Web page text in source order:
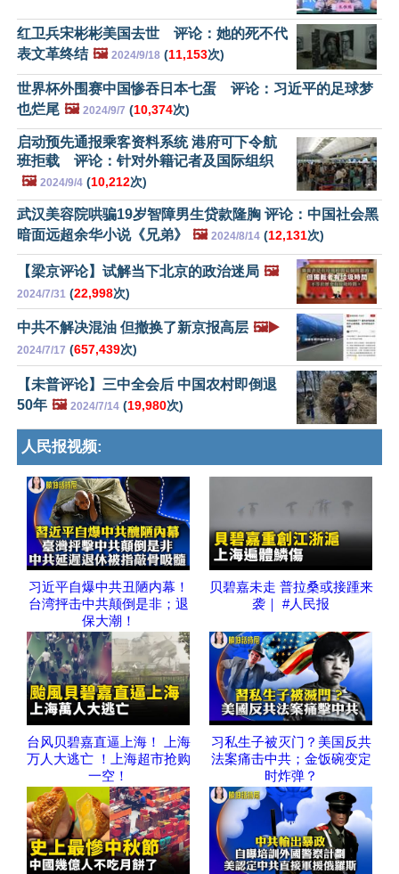
红卫兵宋彬彬美国去世 评论：她的死不代
表文革终结 🖼️ 2024/9/18 (11,153次)
世界杯外围赛中国惨吞日本七蛋 评论：习近平的足球梦
也烂尾 🖼️ 2024/9/7 (10,374次)
启动预先通报乘客资料系统 港府可下令航
班拒载 评论：针对外籍记者及国际组织
🖼️ 2024/9/4 (10,212次)
武汉美容院哄骗19岁智障男生贷款隆胸 评论：中国社会黑
暗面远超余华小说《兄弟》
🖼️ 2024/8/14 (12,131次)
【梁京评论】试解当下北京的政治迷局 🖼️
2024/7/31 (22,998次)
中共不解决混油 但撤换了新京报高层 🖼️▶️
2024/7/17 (657,439次)
【未普评论】三中全会后 中国农村即倒退
50年 🖼️ 2024/7/14 (19,980次)
人民报视频:
习近平自爆中共丑陋内幕！
台湾抨击中共颠倒是非；退
保大潮！
贝碧嘉未走 普拉桑或接踵来
袭｜ #人民报
台风贝碧嘉直逼上海！ 上海
万人大逃亡 ！上海超市抢购
一空！
习私生子被灭门？美国反共
法案痛击中共；金饭碗变定
时炸弹？